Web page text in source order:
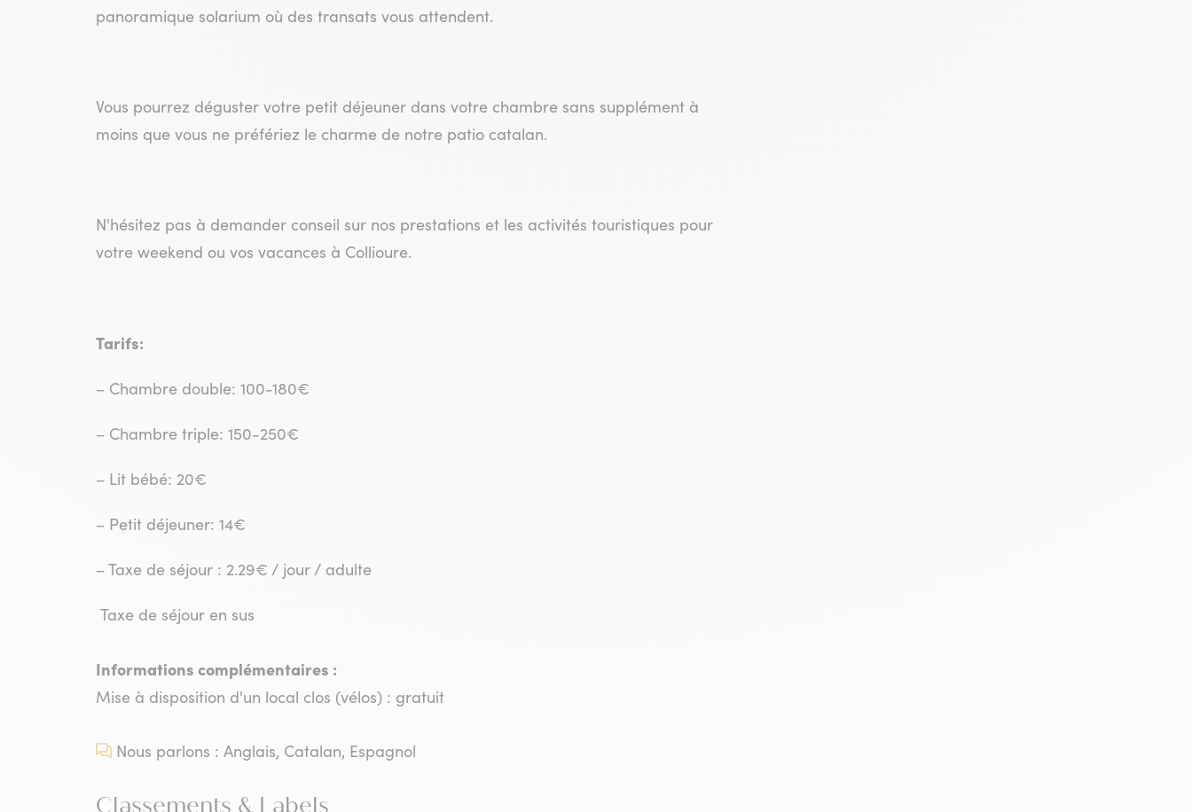
panoramique solarium où des transats vous attendent.
Vous pourrez déguster votre petit déjeuner dans votre chambre sans supplément à
moins que vous ne préfériez le charme de notre patio catalan.
N'hésitez pas à demander conseil sur nos prestations et les activités touristiques pour
votre weekend ou vos vacances à Collioure.
Tarifs:
– Chambre double: 100-180€
– Chambre triple: 150-250€
– Lit bébé: 20€
– Petit déjeuner: 14€
– Taxe de séjour : 2.29€ / jour / adulte
Taxe de séjour en sus
Informations complémentaires :
Mise à disposition d'un local clos (vélos) : gratuit
Nous parlons : Anglais, Catalan, Espagnol
Classements & Labels